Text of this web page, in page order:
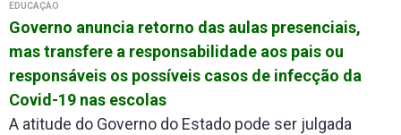
EDUCAÇÃO
Governo anuncia retorno das aulas presenciais,
mas transfere a responsabilidade aos pais ou
responsáveis os possíveis casos de infecção da
Covid-19 nas escolas
A atitude do Governo do Estado pode ser julgada